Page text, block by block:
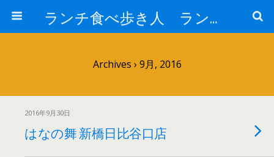
ランチ食べ歩き人 ランチパスポートで美味しいランチ 安い 贅沢 おいしい
Archives › 9月, 2016
2016年9月30日
はなの舞 新橋日比谷口店